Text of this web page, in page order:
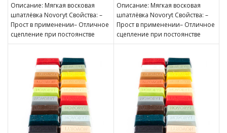
Описание: Мягкая восковая
шпатлёвка Novoryt Свойства: –
Прост в применении– Отличное
сцепление при постоянстве
консистенции– Готов к
Описание: Мягкая восковая
шпатлёвка Novoryt Свойства: –
Прост в применении– Отличное
сцепление при постоянстве
консистенции– Готов к